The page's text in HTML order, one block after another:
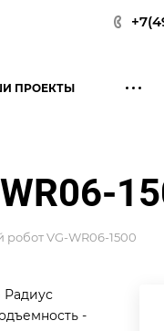
ПРОЕКТЫ
VG-WR06-1500